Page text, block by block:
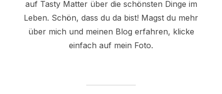
auf Tasty Matter über die schönsten Dinge im
Leben. Schön, dass du da bist! Magst du mehr
über mich und meinen Blog erfahren, klicke
einfach auf mein Foto.